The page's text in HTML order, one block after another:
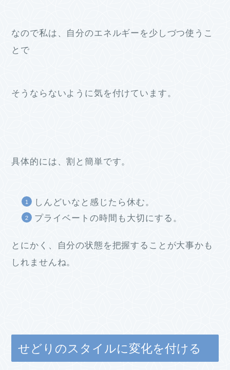
なので私は、自分のエネルギーを少しづつ使うこ
とで
そうならないように気を付けています。
具体的には、割と簡単です。
しんどいなと感じたら休む。
プライベートの時間も大切にする。
とにかく、自分の状態を把握することが大事かも
しれませんね。
せどりのスタイルに変化を付ける